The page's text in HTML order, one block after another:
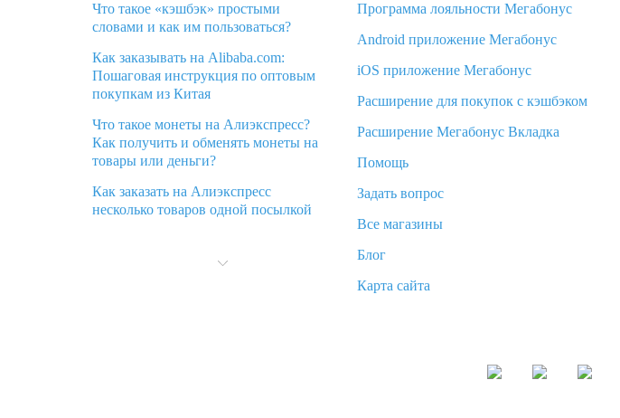
Что такое «кэшбэк» простыми
словами и как им пользоваться?
Как заказывать на Alibaba.com:
Пошаговая инструкция по оптовым
покупкам из Китая
Что такое монеты на Алиэкспресс?
Как получить и обменять монеты на
товары или деньги?
Как заказать на Алиэкспресс
несколько товаров одной посылкой
Алиэкспресс и что делать?
Программа лояльности Мегабонус
Android приложение Мегабонус
iOS приложение Мегабонус
Расширение для покупок с кэшбэком
Расширение Мегабонус Вкладка
Помощь
Задать вопрос
Все магазины
Блог
Карта сайта